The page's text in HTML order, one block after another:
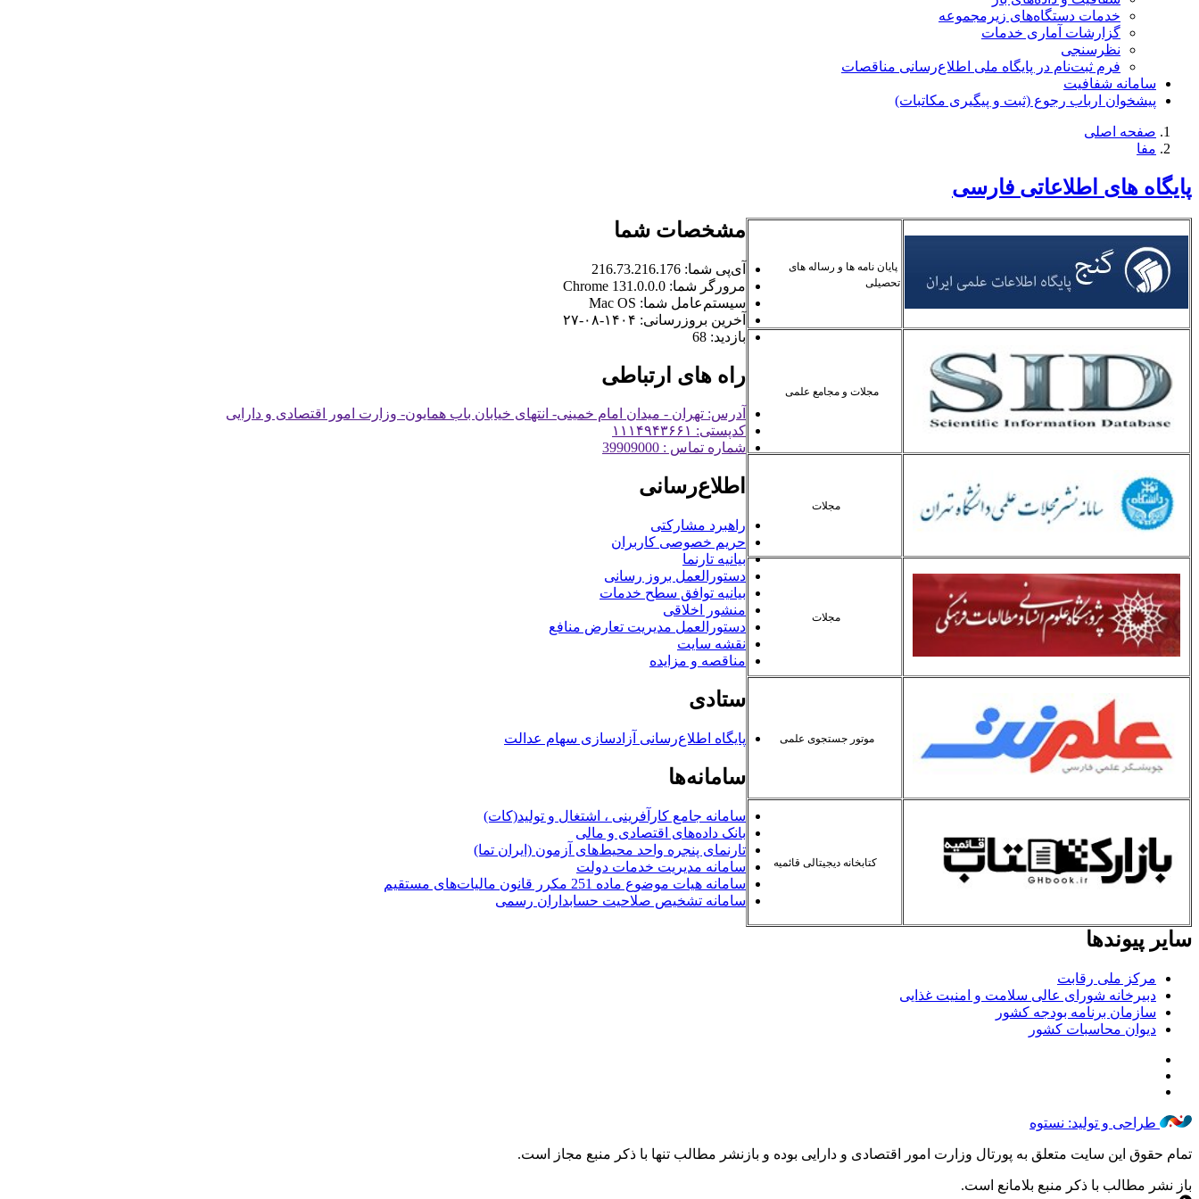
خدمات دستگاه‌های زیرمجموعه
گزارشات آماری خدمات
نظرسنجی
فرم ثبت‌نام در پایگاه ملی اطلاع‌رسانی مناقصات
سامانه شفافیت
پیشخوان ارباب رجوع (ثبت و پیگیری مکاتبات)
صفحه اصلی
مفا
پایگاه های اطلاعاتی فارسی
پایان نامه ها و رساله های
تحصیلی
مجلات و مجامع علمی
مجلات
مجلات
موتور جستجوی علمی
کتابخانه دیجیتالی قائمیه
مشخصات شما
آی‌پی شما: 216.73.216.176
مرورگر شما: 131.0.0.0 Chrome
سیستم‌عامل شما: Mac OS
آخرین بروزرسانی: ۱۴۰۴-۰۸-۲۷
بازدید: 68
راه های ارتباطی
آدرس: تهران - میدان امام خمینی- انتهای خیابان باب همایون- وزارت امور اقتصادی و دارایی
کدپستی: ۱۱۱۴۹۴۳۶۶۱
شماره تماس : 39909000
اطلاع‌رسانی
راهبرد مشارکتی
حریم خصوصی کاربران
بیانیه تارنما
دستورالعمل بروز رسانی
بیانیه توافق سطح خدمات
منشور اخلاقی
دستورالعمل مدیریت تعارض منافع
نقشه سایت
مناقصه و مزایده
ستادی
پایگاه اطلاع‌رسانی آزادسازی سهام عدالت
سامانه‌ها
سامانه جامع کارآفرینی ، اشتغال و تولید(کات)
بانک داده‌های اقتصادی و مالی
تارنمای پنجره واحد محیط‌های آزمون (ایران تما)
سامانه مدیریت خدمات دولت
سامانه هیات موضوع ماده 251 مکرر قانون مالیات‌های مستقیم
سامانه تشخیص صلاحیت حسابداران رسمی
سایر پیوندها
مرکز ملی رقابت
دبیرخانه شورای عالی سلامت و امنیت غذایی
سازمان برنامه بودجه کشور
دیوان محاسبات کشور
طراحی و تولید: نستوه
تمام حقوق این سایت متعلق به پورتال وزارت امور اقتصادی و دارایی بوده و بازنشر مطالب تنها با ذکر منبع مجاز است.
باز نشر مطالب با ذکر منبع بلامانع است.